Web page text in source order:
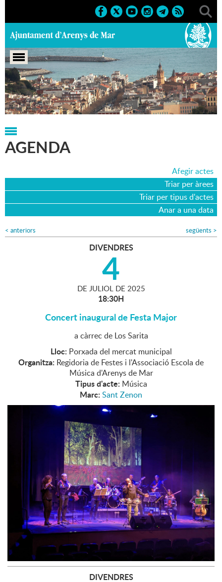
Portada > Agenda > 04-07-2025
AGENDA
Afegir actes
Triar per àrees
Triar per tipus d'actes
Anar a una data
< anteriors següents >
DIVENDRES
4
DE JULIOL DE 2025
18:30H
Concert inaugural de Festa Major
a càrrec de Los Sarita
Lloc: Porxada del mercat municipal
Organitza: Regidoria de Festes i l'Associació Escola de
Música d'Arenys de Mar
Tipus d'acte: Música
Marc: Sant Zenon
DIVENDRES